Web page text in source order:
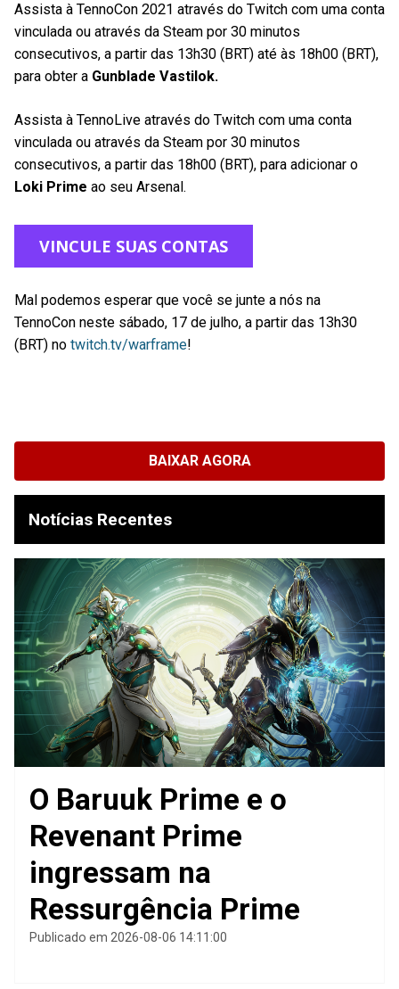
Assista à TennoCon 2021 através do Twitch com uma conta
vinculada ou através da Steam por 30 minutos
consecutivos, a partir das 13h30 (BRT) até às 18h00 (BRT),
para obter a Gunblade Vastilok.
Assista à TennoLive através do Twitch com uma conta
vinculada ou através da Steam por 30 minutos
consecutivos, a partir das 18h00 (BRT), para adicionar o
Loki Prime ao seu Arsenal.
VINCULE SUAS CONTAS
Mal podemos esperar que você se junte a nós na
TennoCon neste sábado, 17 de julho, a partir das 13h30
(BRT) no twitch.tv/warframe!
BAIXAR AGORA
Notícias Recentes
O Baruuk Prime e o
Revenant Prime
ingressam na
Ressurgência Prime
Publicado em 2026-08-06 14:11:00